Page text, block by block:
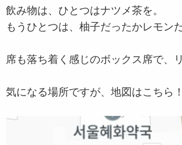
飲み物は、ひとつはナツメ茶を。
もうひとつは、柚子だったかレモン
席も落ち着く感じのボックス席で、
気になる場所ですが、地図はこちら！